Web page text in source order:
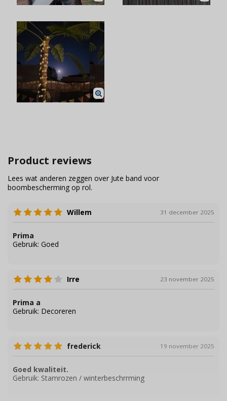
Product reviews
Lees wat anderen zeggen over Jute band voor
boombescherming op rol.
Willem 31 december 2025
Prima
Gebruik: Goed
Irre 23 november 2025
Prima a
Gebruik: Decoreren
frederick 19 november 2025
Goed kwaliteit.
Gebruik: Stamrozen / winterbeschrrming